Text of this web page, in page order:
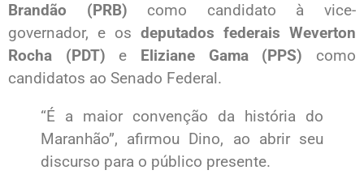
Brandão (PRB) como candidato à vice-
governador, e os deputados federais Weverton
Rocha (PDT) e Eliziane Gama (PPS) como
candidatos ao Senado Federal.
“É a maior convenção da história do
Maranhão”, afirmou Dino, ao abrir seu
discurso para o público presente.